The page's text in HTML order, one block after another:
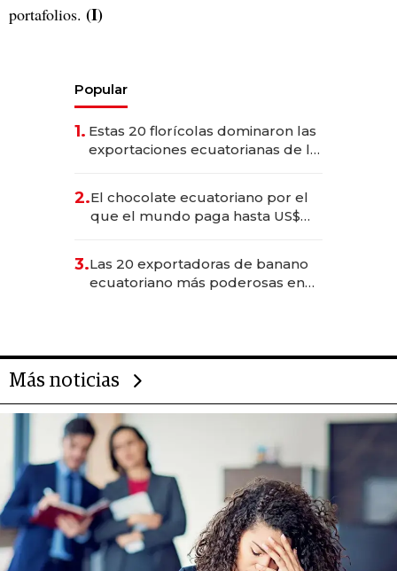
portafolios. (I)
Popular
1. Estas 20 florícolas dominaron las
exportaciones ecuatorianas de la
2.El chocolate ecuatoriano por el
que el mundo paga hasta US$
3.Las 20 exportadoras de banano
ecuatoriano más poderosas en
Más noticias